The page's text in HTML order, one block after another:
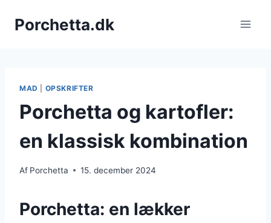
Porchetta.dk
MAD OPSKRIFTER
Porchetta og kartofler:
en klassisk kombination
Af Porchetta 15. december 2024
Porchetta: en lækker